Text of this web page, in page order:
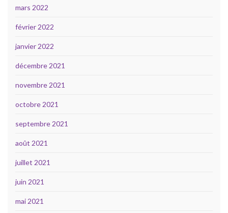
mars 2022
février 2022
janvier 2022
décembre 2021
novembre 2021
octobre 2021
septembre 2021
août 2021
juillet 2021
juin 2021
mai 2021